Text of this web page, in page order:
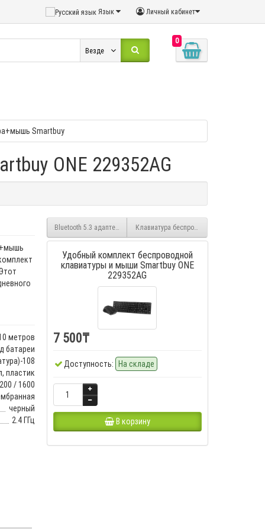
Личный кабинет
Язык
0
Везде
Smartbuy
ONE 229352AG
метров
батареи
108
пластик
/ 1600
черный
2.4 ГГц
Bluetooth 5.3 адаптер Veggieg V-UB503, 3 Мбит/с, 20м
Клавиатура беспроводная ONE 231
Удобный комплект беспроводной
клавиатуры и мыши Smartbuy ONE
229352AG
7 500₸
Доступность: На складе
В корзину